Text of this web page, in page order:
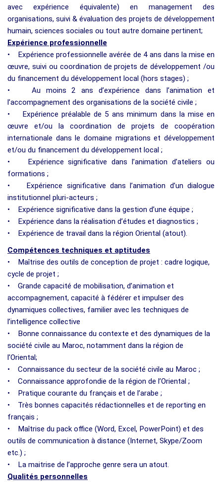
avec expérience équivalente) en management des
organisations, suivi & évaluation des projets de développement
humain, sciences sociales ou tout autre domaine pertinent;
Expérience professionnelle
• Expérience professionnelle avérée de 4 ans dans la mise en
œuvre, suivi ou coordination de projets de développement /ou
du financement du développement local (hors stages) ;
• Au moins 2 ans d’expérience dans l’animation et
l’accompagnement des organisations de la société civile ;
• Expérience préalable de 5 ans minimum dans la mise en
œuvre et/ou la coordination de projets de coopération
internationale dans le domaine migrations et développement
et/ou du financement du développement local ;
• Expérience significative dans l’animation d’ateliers ou
formations ;
• Expérience significative dans l’animation d’un dialogue
institutionnel pluri-acteurs ;
• Expérience significative dans la gestion d’une équipe ;
• Expérience dans la réalisation d’études et diagnostics ;
• Expérience de travail dans la région Oriental (atout).
Compétences techniques et aptitudes
• Maîtrise des outils de conception de projet : cadre logique,
cycle de projet ;
• Grande capacité de mobilisation, d’animation et
accompagnement, capacité à fédérer et impulser des
dynamiques collectives, familier avec les techniques de
l’intelligence collective
• Bonne connaissance du contexte et des dynamiques de la
société civile au Maroc, notamment dans la région de
l’Oriental;
• Connaissance du secteur de la société civile au Maroc ;
• Connaissance approfondie de la région de l’Oriental ;
• Pratique courante du français et de l’arabe ;
• Très bonnes capacités rédactionnelles et de reporting en
français ;
• Maîtrise du pack office (Word, Excel, PowerPoint) et des
outils de communication à distance (Internet, Skype/Zoom
etc.) ;
• La maitrise de l’approche genre sera un atout.
Qualités personnelles